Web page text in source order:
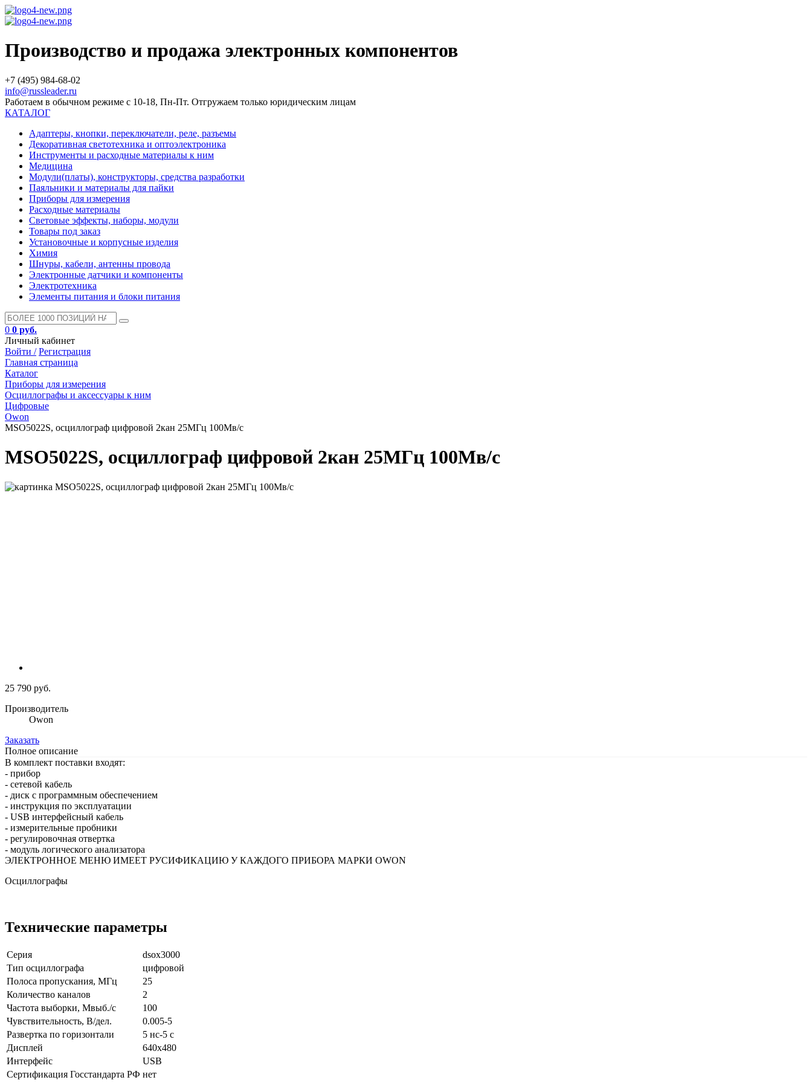
Производство и продажа электронных компонентов
+7 (495) 984-68-02
info@russleader.ru
Работаем в обычном режиме с 10-18, Пн-Пт. Отгружаем только юридическим лицам
КАТАЛОГ
Адаптеры, кнопки, переключатели, реле, разъемы
Декоративная светотехника и оптоэлектроника
Инструменты и расходные материалы к ним
Медицина
Модули(платы), конструкторы, средства разработки
Паяльники и материалы для пайки
Приборы для измерения
Расходные материалы
Световые эффекты, наборы, модули
Товары под заказ
Установочные и корпусные изделия
Химия
Шнуры, кабели, антенны провода
Электронные датчики и компоненты
Электротехника
Элементы питания и блоки питания
0 0 руб.
Личный кабинет
Войти / Регистрация
Главная страница
Каталог
Приборы для измерения
Осциллографы и аксессуары к ним
Цифровые
Owon
MSO5022S, осциллограф цифровой 2кан 25МГц 100Мв/с
MSO5022S, осциллограф цифровой 2кан 25МГц 100Мв/с
25 790 руб.
Производитель
Owon
Заказать
Полное описание
В комплект поставки входят:
- прибор
- сетевой кабель
- диск с программным обеспечением
- инструкция по эксплуатации
- USB интерфейсный кабель
- измерительные пробники
- регулировочная отвертка
- модуль логического анализатора
ЭЛЕКТРОННОЕ МЕНЮ ИМЕЕТ РУСИФИКАЦИЮ У КАЖДОГО ПРИБОРА МАРКИ OWON
Осциллографы
Технические параметры
Серия
dsox3000
Тип осциллографа
цифровой
Полоса пропускания, МГц
25
Количество каналов
2
Частота выборки, Мвыб./с
100
Чувствительность, В/дел.
0.005-5
Развертка по горизонтали
5 нс-5 с
Дисплей
640x480
Интерфейс
USB
Сертификация Госстандарта РФ нет